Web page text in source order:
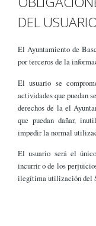
DEL
El Ayuntamiento de
por terceros de la
El usuario se
actividades que puedan
derechos de la el
que puedan dañar,
impedir la normal
El usuario será el
incurrir o de los
ilegítima utilización del